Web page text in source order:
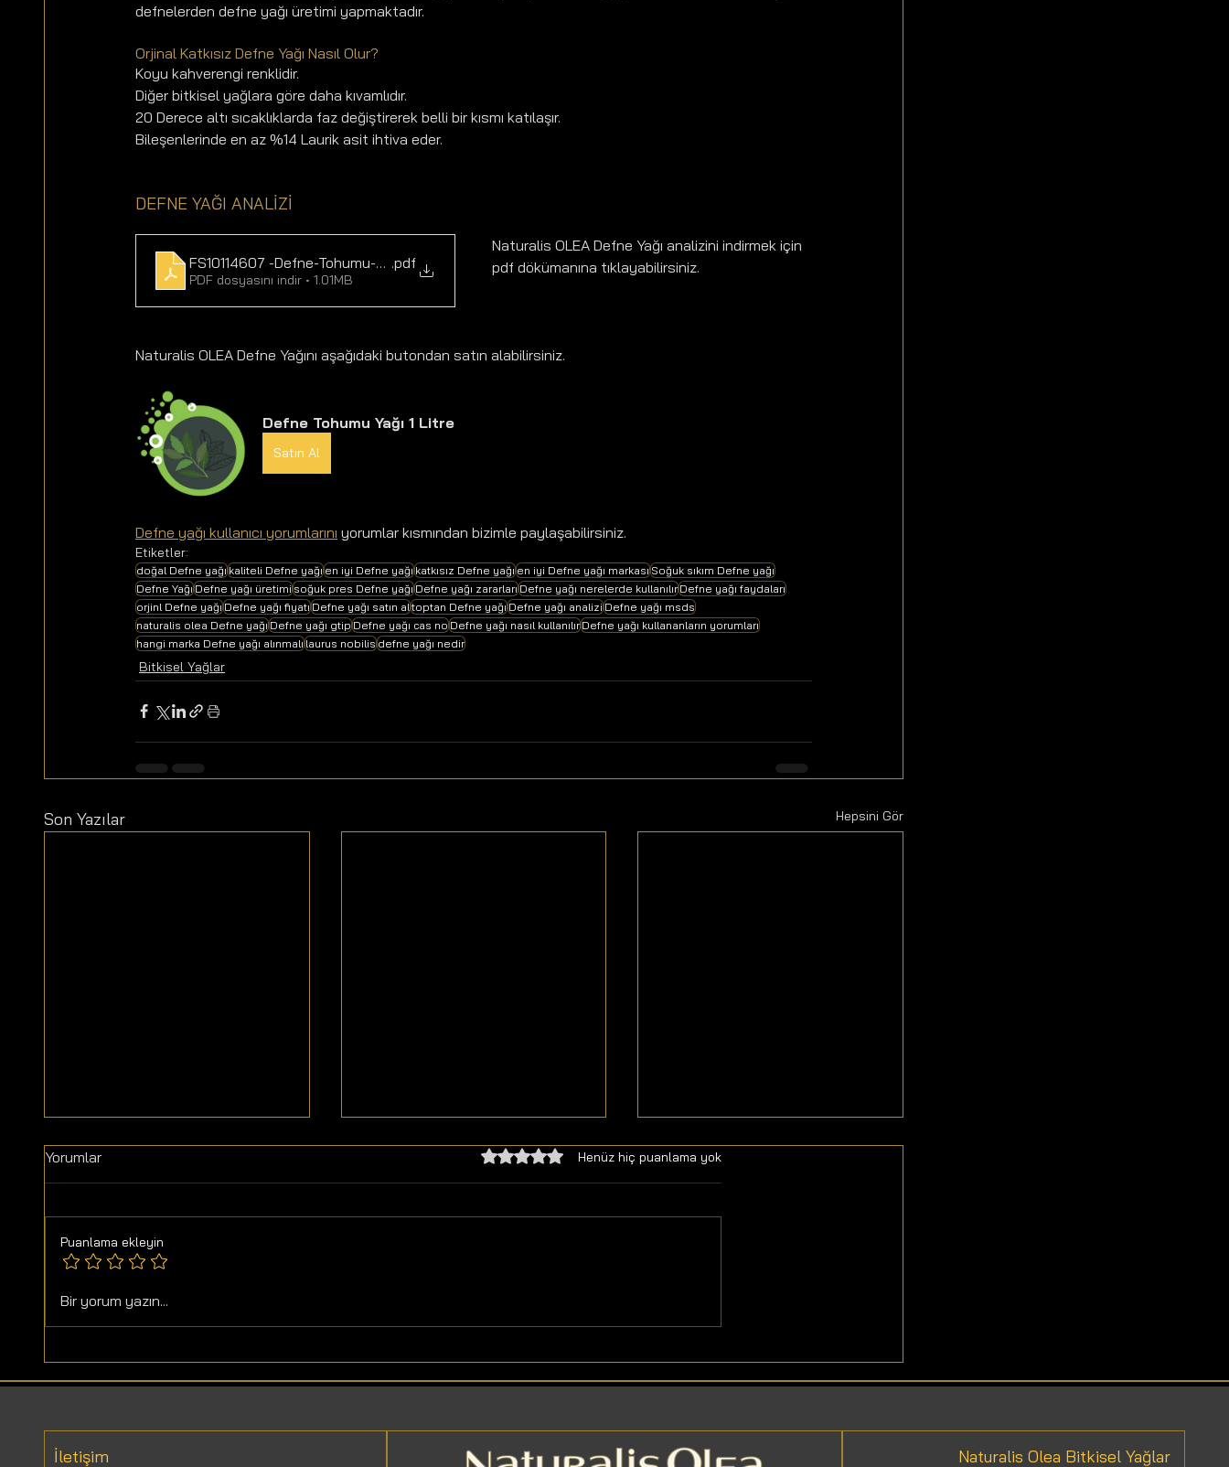
defnelerden defne yağı üretimi yapmaktadır.
Orjinal Katkısız Defne Yağı Nasıl Olur?
Koyu kahverengi renklidir.
Diğer bitkisel yağlara göre daha kıvamlıdır.
20 Derece altı sıcaklıklarda faz değiştirerek belli bir kısmı katılaşır.
Bileşenlerinde en az %14 Laurik asit ihtiva eder.
DEFNE YAĞI ANALİZİ
FS10114607 -Defne-Tohumu-Yagi-NaturalisOLEA
.pdf
PDF dosyasını indir • 1.01MB
Naturalis OLEA Defne Yağı analizini indirmek için
pdf dökümanına tıklayabilirsiniz.
Naturalis OLEA Defne Yağını aşağıdaki butondan satın alabilirsiniz.
Defne Tohumu Yağı 1 Litre
Satın Al
Defne yağı kullanıcı yorumlarını yorumlar kısmından bizimle paylaşabilirsiniz.
Etiketler:
doğal Defne yağıkaliteli Defne yağıen iyi Defne yağıkatkısız Defne yağıen iyi Defne yağı markasıSoğuk sıkım Defne yağı
Defne YağıDefne yağı üretimisoğuk pres Defne yağıDefne yağı zararlarıDefne yağı nerelerde kullanılırDefne yağı faydaları
orjinl Defne yağıDefne yağı fiyatıDefne yağı satın altoptan Defne yağıDefne yağı analiziDefne yağı msds
naturalis olea Defne yağıDefne yağı gtipDefne yağı cas noDefne yağı nasıl kullanılırDefne yağı kullananların yorumları
hangi marka Defne yağı alınmalılaurus nobilisdefne yağı nedir
Bitkisel Yağlar
Son Yazılar Hepsini Gör
Kekik Yağı Faydaları ve
Yorumlar 5 üzerinden 0 yıldızHenüz hiç puanlama yok
Puanlama ekleyin
Bir yorum yazın...
İletişim Naturalis Olea Bitkisel Yağlar